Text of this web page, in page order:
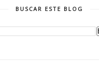
BUSCAR ESTE BLOG